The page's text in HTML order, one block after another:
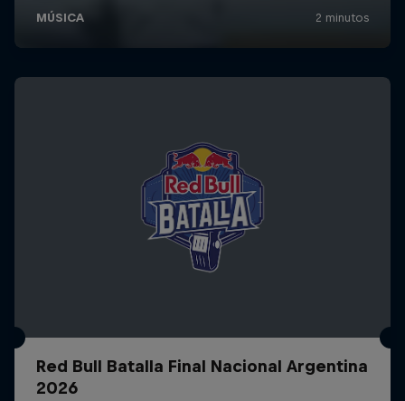
Red Bull Batalla Final Nacional Argentina
2026